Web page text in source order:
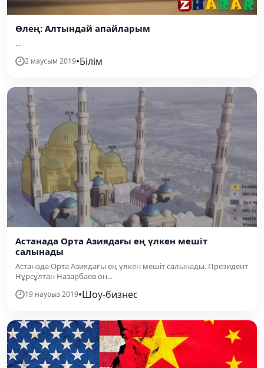
Өлең: Алтындай апайларым
...
2 маусым 2019•Білім
Астанада Орта Азиядағы ең үлкен мешіт
салынады
Астанада Орта Азиядағы ең үлкен мешіт салынады. Президент
Нұрсұлтан Назарбаев он...
19 наурыз 2019•Шоу-бизнес